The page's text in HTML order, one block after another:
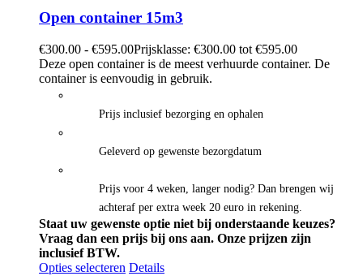
Open container 15m3
€300.00 - €595.00Prijsklasse: €300.00 tot €595.00
Deze open container is de meest verhuurde container. De
container is eenvoudig in gebruik.
Prijs inclusief bezorging en ophalen
Geleverd op gewenste bezorgdatum
Prijs voor 4 weken, langer nodig? Dan brengen wij
achteraf per extra week 20 euro in rekening.
Staat uw gewenste optie niet bij onderstaande keuzes?
Vraag dan een prijs bij ons aan. Onze prijzen zijn
inclusief BTW.
Opties selecteren Details